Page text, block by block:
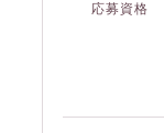
応募資格